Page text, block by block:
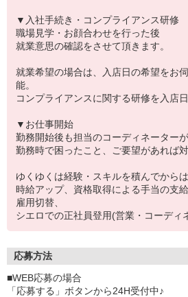
▼入社手続き・コンプライアンス研修
職場見学・お顔合わせを行った後
就業意思の確認をさせて頂きます。
就業希望の場合は、入店日の希望をお
能。
コンプライアンスに関する研修を入店
▼お仕事開始
勤務開始後も担当のコーディネーター
勤務時で困ったこと、ご要望があれば
ゆくゆくは経験・スキルを積んでからは
時給アップ、資格取得による手当の支
雇用切替、
シエロでの正社員登用(営業・コーディ
応募方法
■WEB応募の場合
「応募する」ボタンから24H受付中♪